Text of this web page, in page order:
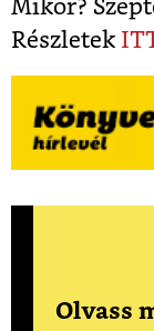
Mikor?
Részletek
Olvass